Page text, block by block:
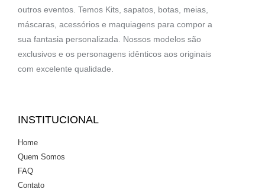
outros eventos. Temos Kits, sapatos, botas, meias,
máscaras, acessórios e maquiagens para compor a
sua fantasia personalizada. Nossos modelos são
exclusivos e os personagens idênticos aos originais
com excelente qualidade.
INSTITUCIONAL
Home
Quem Somos
FAQ
Contato